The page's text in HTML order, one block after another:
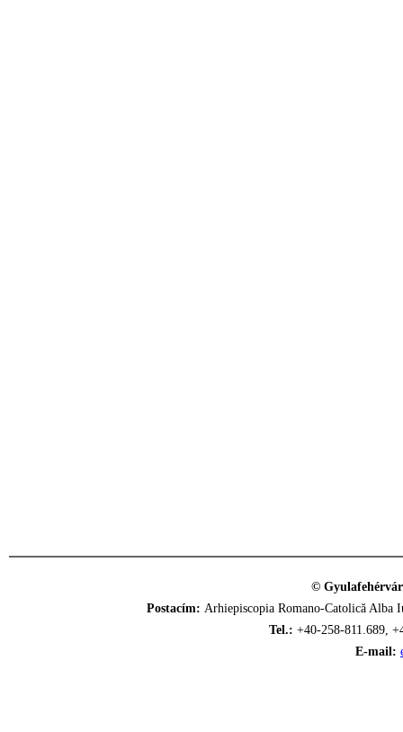
©
Postacím: Arhiepiscopia Romano-Catolică
Tel.: +40-258-811.689,
E-mail: